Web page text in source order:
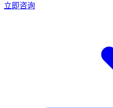
立即咨询